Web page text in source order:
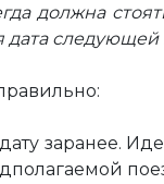
должна
следующей
заранее.